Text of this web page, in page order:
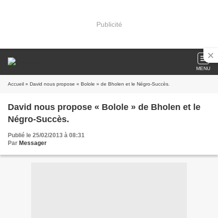
Publicité
MENU
Accueil » David nous propose « Bolole » de Bholen et le Négro-Succès.
David nous propose « Bolole » de Bholen et le
Négro-Succès.
Publié le 25/02/2013 à 08:31
Par Messager